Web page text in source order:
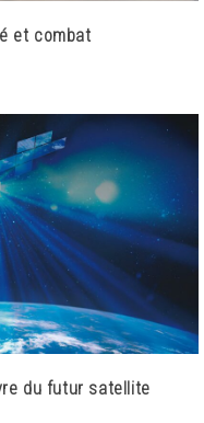
et combat
du futur satellite